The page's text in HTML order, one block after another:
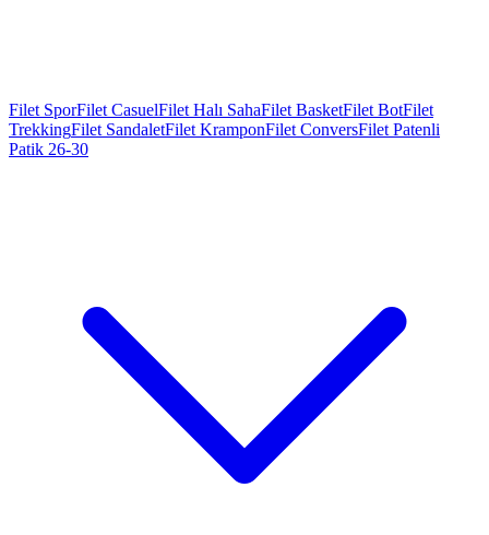
Filet SporFilet CasuelFilet Halı SahaFilet BasketFilet BotFilet
TrekkingFilet SandaletFilet KramponFilet ConversFilet Patenli
Patik 26-30